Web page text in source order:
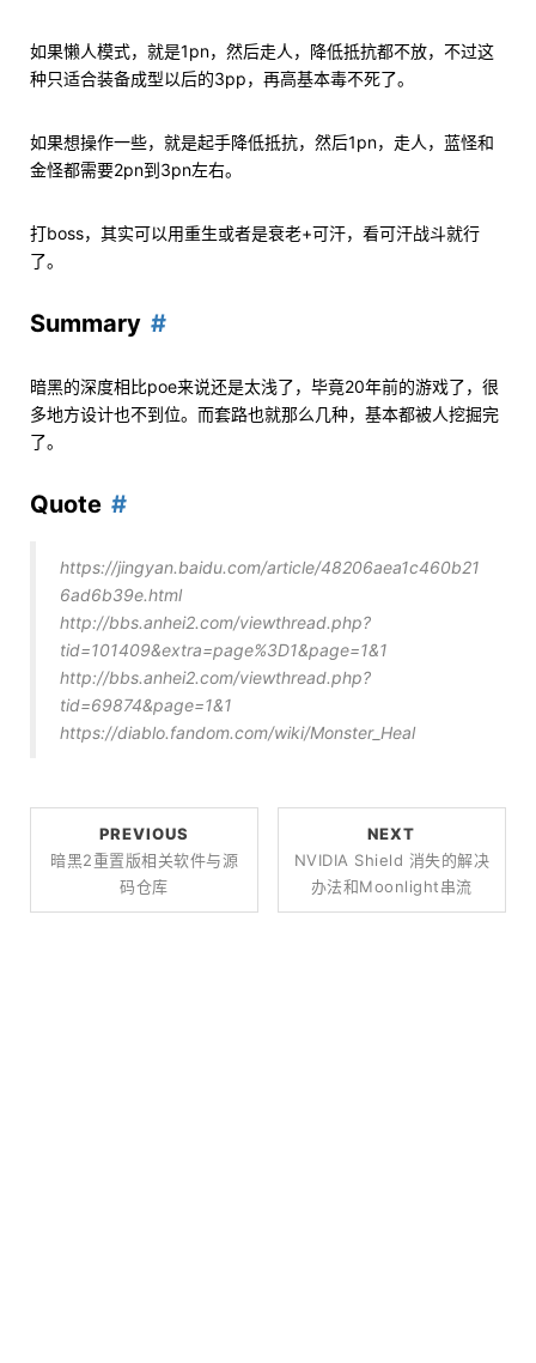
如果懒人模式，就是1pn，然后走人，降低抵抗都不放，不过这
种只适合装备成型以后的3pp，再高基本毒不死了。
如果想操作一些，就是起手降低抵抗，然后1pn，走人，蓝怪和
金怪都需要2pn到3pn左右。
打boss，其实可以用重生或者是衰老+可汗，看可汗战斗就行
了。
Summary
暗黑的深度相比poe来说还是太浅了，毕竟20年前的游戏了，很
多地方设计也不到位。而套路也就那么几种，基本都被人挖掘完
了。
Quote
https://jingyan.baidu.com/article/48206aea1c460b21
6ad6b39e.html
http://bbs.anhei2.com/viewthread.php?
tid=101409&extra=page%3D1&page=1&1
http://bbs.anhei2.com/viewthread.php?
tid=69874&page=1&1
https://diablo.fandom.com/wiki/Monster_Heal
PREVIOUS
暗黑2重置版相关软件与源
码仓库
NEXT
NVIDIA Shield 消失的解决
办法和Moonlight串流